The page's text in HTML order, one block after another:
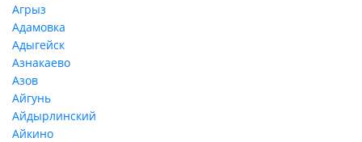
Агрыз
Адамовка
Адыгейск
Азнакаево
Азов
Айгунь
Айдырлинский
Айкино